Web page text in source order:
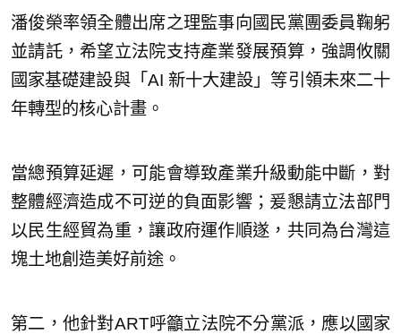
潘俊榮率領全體出席之理監事向國民黨團委員鞠躬
並請託，希望立法院支持產業發展預算，強調攸關
國家基礎建設與「AI 新十大建設」等引領未來二十
年轉型的核心計畫。
當總預算延遲，可能會導致產業升級動能中斷，對
整體經濟造成不可逆的負面影響；爰懇請立法部門
以民生經貿為重，讓政府運作順遂，共同為台灣這
塊土地創造美好前途。
第二，他針對ART呼籲立法院不分黨派，應以國家